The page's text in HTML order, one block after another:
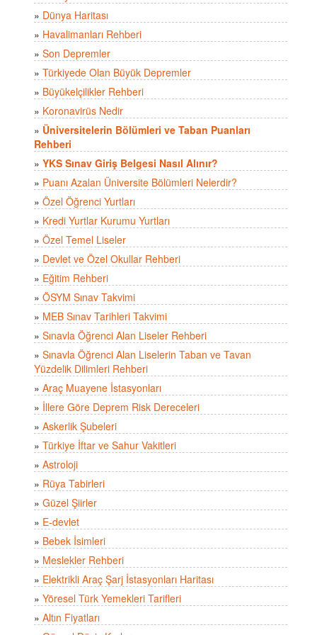
» Dünya Haritası
» Havalimanları Rehberi
» Son Depremler
» Türkiyede Olan Büyük Depremler
» Büyükelçilikler Rehberi
» Koronavirüs Nedir
» Üniversitelerin Bölümleri ve Taban Puanları
Rehberi
» YKS Sınav Giriş Belgesi Nasıl Alınır?
» Puanı Azalan Üniversite Bölümleri Nelerdir?
» Özel Öğrenci Yurtları
» Kredi Yurtlar Kurumu Yurtları
» Özel Temel Liseler
» Devlet ve Özel Okullar Rehberi
» Eğitim Rehberi
» ÖSYM Sınav Takvimi
» MEB Sınav Tarihleri Takvimi
» Sınavla Öğrenci Alan Liseler Rehberi
» Sınavla Öğrenci Alan Liselerin Taban ve Tavan
Yüzdelik Dilimleri Rehberi
» Araç Muayene İstasyonları
» İllere Göre Deprem Risk Dereceleri
» Askerlik Şubeleri
» Türkiye İftar ve Sahur Vakitleri
» Astroloji
» Rüya Tabirleri
» Güzel Şiirler
» E-devlet
» Bebek İsimleri
» Meslekler Rehberi
» Elektrikli Araç Şarj İstasyonları Haritası
» Yöresel Türk Yemekleri Tarifleri
» Altın Fiyatları